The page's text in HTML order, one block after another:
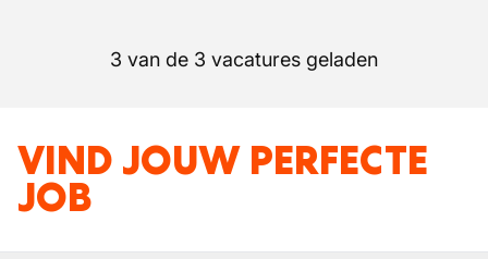
3 van de 3 vacatures geladen
VIND JOUW PERFECTE
JOB